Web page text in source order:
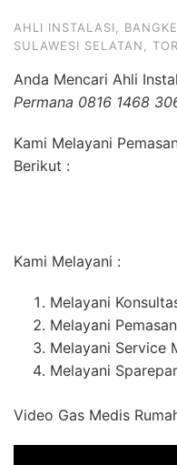
AHLI INSTALASI
SULAWESI SELATAN
Anda Mencari Ahli
Permana 0816 1468
Kami Melayani
Berikut :
Kami Melayani :
Melayani
Melayani
Melayani Service
Melayani
Video Gas Medis